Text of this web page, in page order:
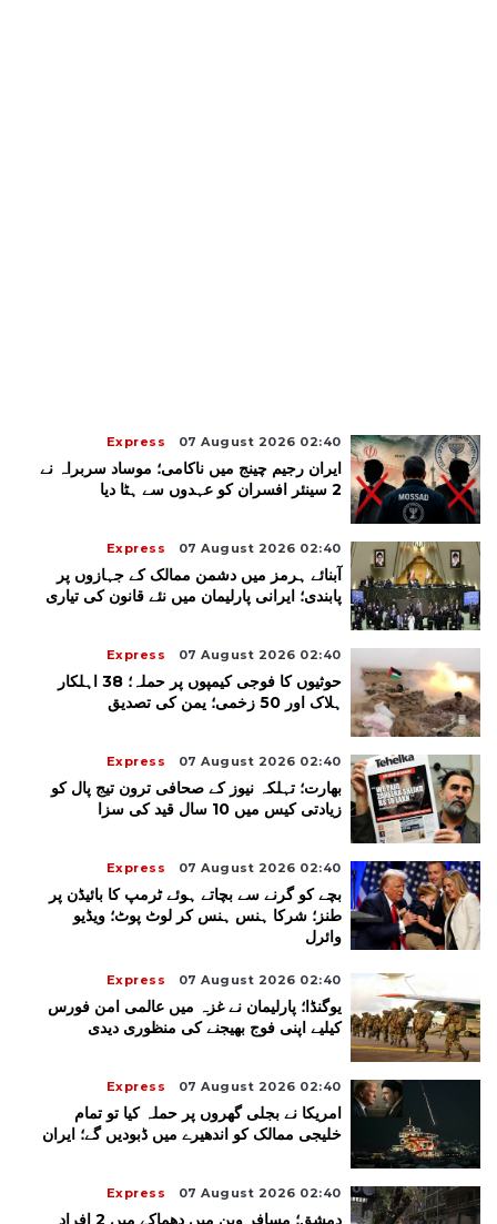
Express 07 August 2026 02:40
ایران رجیم چینج میں ناکامی؛ موساد سربراہ نے
2 سینئر افسران کو عہدوں سے ہٹا دیا
Express 07 August 2026 02:40
آبنائے ہرمز میں دشمن ممالک کے جہازوں پر
پابندی؛ ایرانی پارلیمان میں نئے قانون کی تیاری
Express 07 August 2026 02:40
حوثیوں کا فوجی کیمپوں پر حملہ؛ 38 اہلکار
ہلاک اور 50 زخمی؛ یمن کی تصدیق
Express 07 August 2026 02:40
بھارت؛ تہلکہ نیوز کے صحافی ترون تیج پال کو
زیادتی کیس میں 10 سال قید کی سزا
Express 07 August 2026 02:40
بچے کو گرنے سے بچاتے ہوئے ٹرمپ کا بائیڈن پر
طنز؛ شرکا ہنس ہنس کر لوٹ پوٹ؛ ویڈیو
وائرل
Express 07 August 2026 02:40
یوگنڈا؛ پارلیمان نے غزہ میں عالمی امن فورس
کیلیے اپنی فوج بھیجنے کی منظوری دیدی
Express 07 August 2026 02:40
امریکا نے بجلی گھروں پر حملہ کیا تو تمام
خلیجی ممالک کو اندھیرے میں ڈبودیں گے؛ ایران
Express 07 August 2026 02:40
دمشق؛ مسافر وین میں دھماکے میں 2 افراد